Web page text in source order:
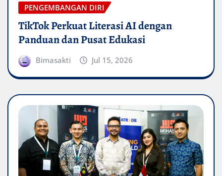
PENGEMBANGAN DIRI
TikTok Perkuat Literasi AI dengan
Panduan dan Pusat Edukasi
Bimasakti Jul 15, 2026